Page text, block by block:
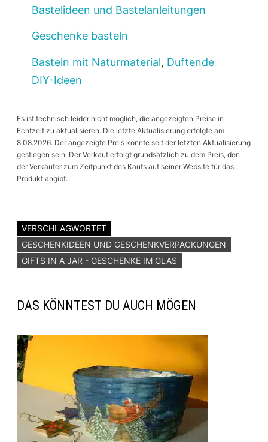
Bastelideen und Bastelanleitungen
Geschenke basteln
Basteln mit Naturmaterial, Duftende
DIY-Ideen
Es ist technisch leider nicht möglich, die angezeigten Preise in
Echtzeit zu aktualisieren. Die letzte Aktualisierung erfolgte am
8.08.2026. Der angezeigte Preis könnte seit der letzten Aktualisierung
gestiegen sein. Der Verkauf erfolgt grundsätzlich zu dem Preis, den
der Verkäufer zum Zeitpunkt des Kaufs auf seiner Website für das
Produkt angibt.
VERSCHLAGWORTET
GESCHENKIDEEN UND GESCHENKVERPACKUNGEN
GIFTS IN A JAR - GESCHENKE IM GLAS
DAS KÖNNTEST DU AUCH MÖGEN